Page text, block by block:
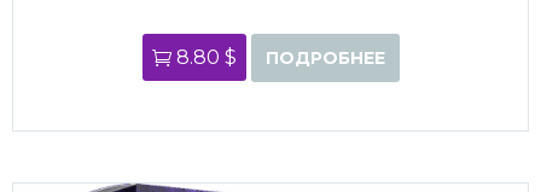
8.80 $ ПОДРОБНЕЕ